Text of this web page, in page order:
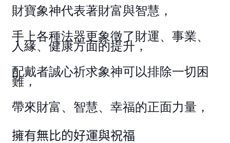
財寶象神代表著財富與智慧，
手上各種法器更象徵了財運、事業、
人緣、健康方面的提升，
配戴者誠心祈求象神可以排除一切困
難，
帶來財富、智慧、幸福的正面力量，
擁有無比的好運與祝福